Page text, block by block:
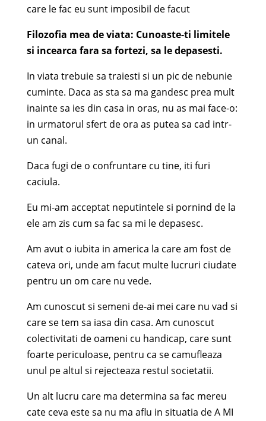
care le fac eu sunt imposibil de facut
Filozofia mea de viata: Cunoaste-ti limitele
si incearca fara sa fortezi, sa le depasesti.
In viata trebuie sa traiesti si un pic de nebunie
cuminte. Daca as sta sa ma gandesc prea mult
inainte sa ies din casa in oras, nu as mai face-o:
in urmatorul sfert de ora as putea sa cad intr-
un canal.
Daca fugi de o confruntare cu tine, iti furi
caciula.
Eu mi-am acceptat neputintele si pornind de la
ele am zis cum sa fac sa mi le depasesc.
Am avut o iubita in america la care am fost de
cateva ori, unde am facut multe lucruri ciudate
pentru un om care nu vede.
Am cunoscut si semeni de-ai mei care nu vad si
care se tem sa iasa din casa. Am cunoscut
colectivitati de oameni cu handicap, care sunt
foarte periculoase, pentru ca se camufleaza
unul pe altul si rejecteaza restul societatii.
Un alt lucru care ma determina sa fac mereu
cate ceva este sa nu ma aflu in situatia de A MI